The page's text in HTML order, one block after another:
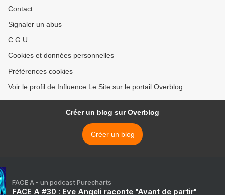
Contact
Signaler un abus
C.G.U.
Cookies et données personnelles
Préférences cookies
Voir le profil de Influence Le Site sur le portail Overblog
Créer un blog sur Overblog
Créer un blog
FACE A - un podcast Purecharts
FACE A #30 : Eve Angeli raconte "Avant de partir"